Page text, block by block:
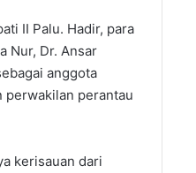
II Palu. Hadir, para
Nur, Dr. Ansar
anggota
perwakilan perantau
kerisauan dari